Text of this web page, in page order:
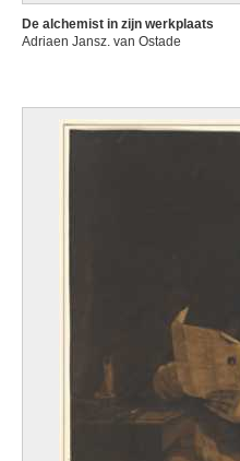
De alchemist in zijn werkplaats
Adriaen Jansz. van Ostade